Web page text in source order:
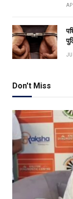
Don't Miss